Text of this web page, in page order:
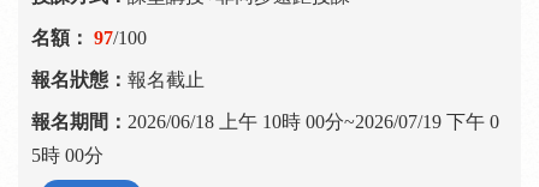
97/100
報名截止
2026/06/18 上午 10時 00分~2026/07/19 下午 0
5時 00分